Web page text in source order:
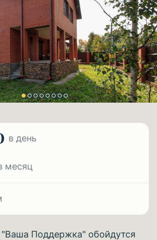
в день
месяц
"Ваша Поддержка" обойдутся